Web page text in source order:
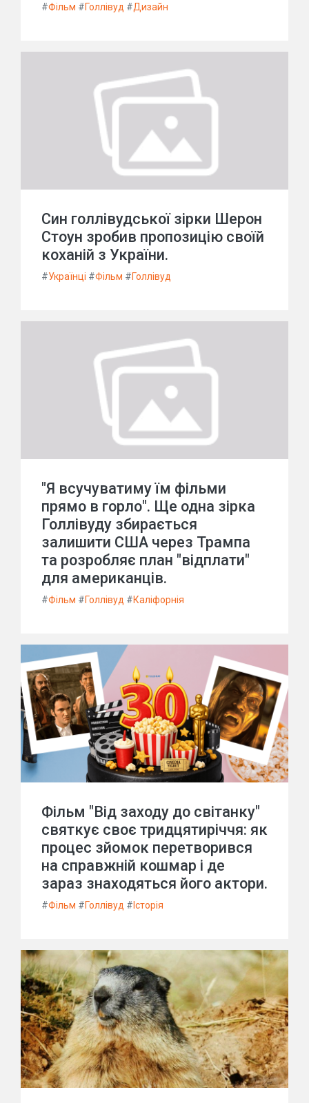
#Фільм #Голлівуд #Дизайн
Син голлівудської зірки Шерон
Стоун зробив пропозицію своїй
коханій з України.
#Українці #Фільм #Голлівуд
"Я всучуватиму їм фільми
прямо в горло". Ще одна зірка
Голлівуду збирається
залишити США через Трампа
та розробляє план "відплати"
для американців.
#Фільм #Голлівуд #Каліфорнія
Фільм "Від заходу до світанку"
святкує своє тридцятиріччя: як
процес зйомок перетворився
на справжній кошмар і де
зараз знаходяться його актори.
#Фільм #Голлівуд # Історія